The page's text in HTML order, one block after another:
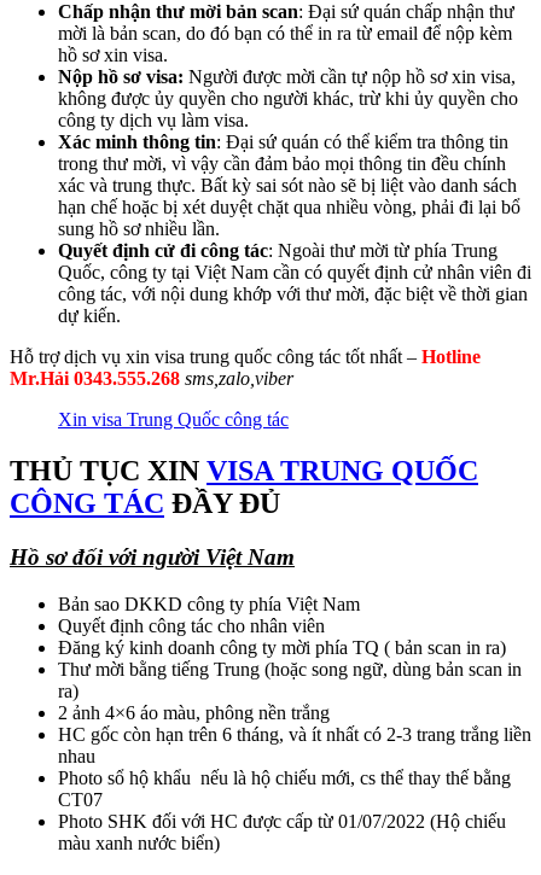
Chấp nhận thư mời bản scan: Đại sứ quán chấp nhận thư
mời là bản scan, do đó bạn có thể in ra từ email để nộp kèm
hồ sơ xin visa.
Nộp hồ sơ visa: Người được mời cần tự nộp hồ sơ xin visa,
không được ủy quyền cho người khác, trừ khi ủy quyền cho
công ty dịch vụ làm visa.
Xác minh thông tin: Đại sứ quán có thể kiểm tra thông tin
trong thư mời, vì vậy cần đảm bảo mọi thông tin đều chính
xác và trung thực. Bất kỳ sai sót nào sẽ bị liệt vào danh sách
hạn chế hoặc bị xét duyệt chặt qua nhiều vòng, phải đi lại bổ
sung hồ sơ nhiều lần.
Quyết định cử đi công tác: Ngoài thư mời từ phía Trung
Quốc, công ty tại Việt Nam cần có quyết định cử nhân viên đi
công tác, với nội dung khớp với thư mời, đặc biệt về thời gian
dự kiến.
Hỗ trợ dịch vụ xin visa trung quốc công tác tốt nhất – Hotline
Mr.Hải 0343.555.268 sms,zalo,viber
Xin visa Trung Quốc công tác
THỦ TỤC XIN VISA TRUNG QUỐC
CÔNG TÁC ĐẦY ĐỦ
Hồ sơ đối với người Việt Nam
Bản sao DKKD công ty phía Việt Nam
Quyết định công tác cho nhân viên
Đăng ký kinh doanh công ty mời phía TQ ( bản scan in ra)
Thư mời bằng tiếng Trung (hoặc song ngữ, dùng bản scan in
ra)
2 ảnh 4×6 áo màu, phông nền trắng
HC gốc còn hạn trên 6 tháng, và ít nhất có 2-3 trang trắng liền
nhau
Photo sổ hộ khẩu nếu là hộ chiếu mới, cs thể thay thế bằng
CT07
Photo SHK đối với HC được cấp từ 01/07/2022 (Hộ chiếu
màu xanh nước biển)